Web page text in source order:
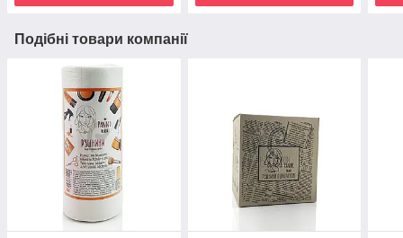
Подібні товари компанії